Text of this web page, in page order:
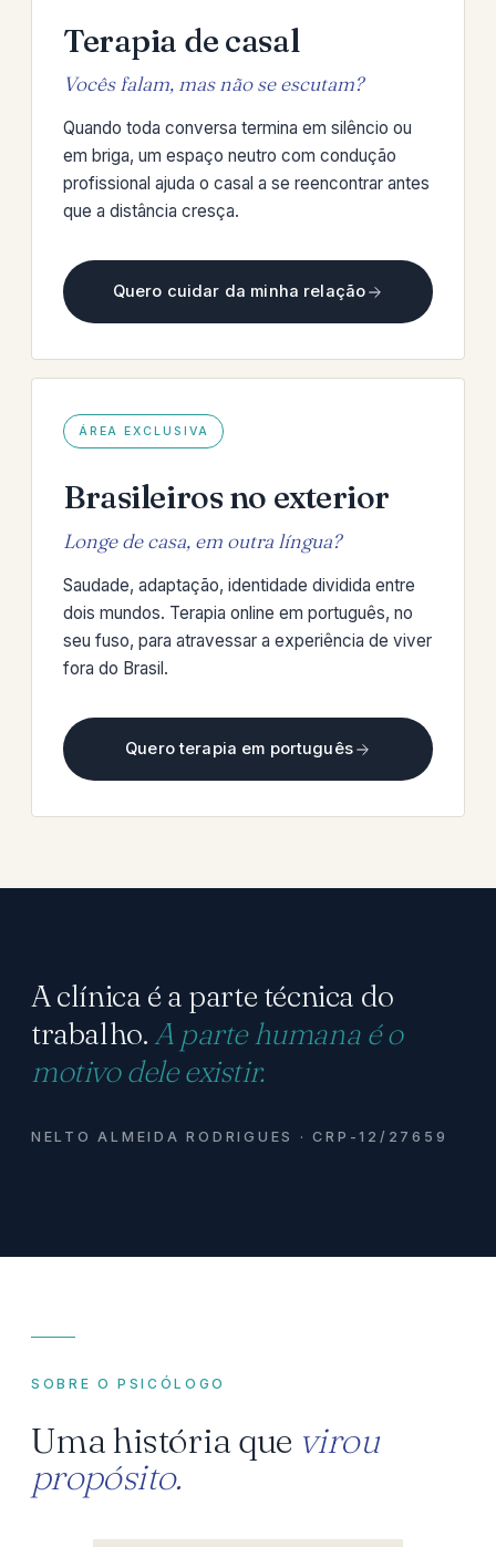
Terapia de casal
Vocês falam, mas não se escutam?
Quando toda conversa termina em silêncio ou
em briga, um espaço neutro com condução
profissional ajuda o casal a se reencontrar antes
que a distância cresça.
Quero cuidar da minha relação
ÁREA EXCLUSIVA
Brasileiros no exterior
Longe de casa, em outra língua?
Saudade, adaptação, identidade dividida entre
dois mundos. Terapia online em português, no
seu fuso, para atravessar a experiência de viver
fora do Brasil.
Quero terapia em português
A clínica é a parte técnica do
trabalho.A parte humana é o
motivo dele existir.
NELTO ALMEIDA RODRIGUES · CRP-12/27659
SOBRE O PSICÓLOGO
Uma história que virou
propósito.